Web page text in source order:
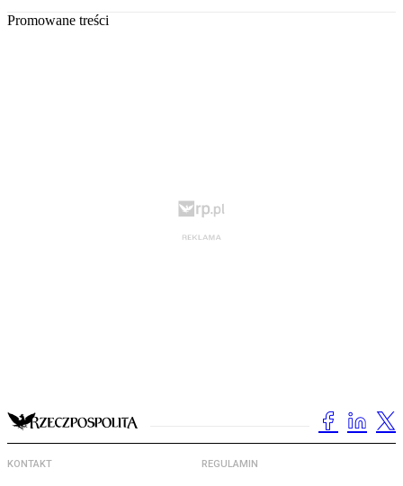
Promowane treści
KONTAKT REGULAMIN